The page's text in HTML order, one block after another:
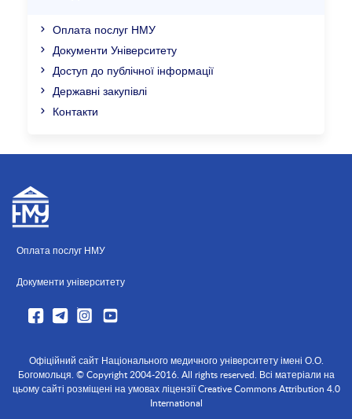
Оплата послуг НМУ
Документи Університету
Доступ до публічної інформації
Державні закупівлі
Контакти
Оплата послуг НМУ
Документи університету
Офіційний сайт Національного медичного університету імені О.О.
Богомольця. © Copyright 2004-2016. All rights reserved. Всі матеріали на
цьому сайті розміщені на умовах ліцензії Creative Commons Attribution 4.0
International